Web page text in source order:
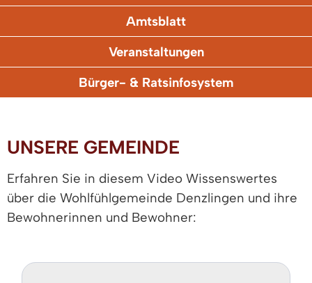
Amtsblatt
Veranstaltungen
Bürger- & Ratsinfosystem
UNSERE GEMEINDE
Erfahren Sie in diesem Video Wissenswertes
über die Wohlfühlgemeinde Denzlingen und ihre
Bewohnerinnen und Bewohner: